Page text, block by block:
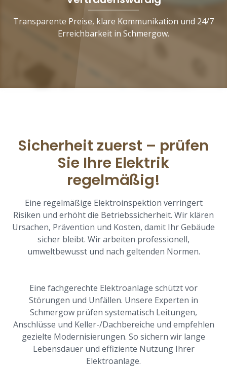
Transparente Preise, klare Kommunikation und 24/7
Erreichbarkeit in Schmergow.
Sicherheit zuerst – prüfen
Sie Ihre Elektrik
regelmäßig!
Eine regelmäßige Elektroinspektion verringert
Risiken und erhöht die Betriebssicherheit. Wir klären
Ursachen, Prävention und Kosten, damit Ihr Gebäude
sicher bleibt. Wir arbeiten professionell,
umweltbewusst und nach geltenden Normen.
Eine fachgerechte Elektroanlage schützt vor
Störungen und Unfällen. Unsere Experten in
Schmergow prüfen systematisch Leitungen,
Anschlüsse und Keller-/Dachbereiche und empfehlen
gezielte Modernisierungen. So sichern wir lange
Lebensdauer und effiziente Nutzung Ihrer
Elektroanlage.